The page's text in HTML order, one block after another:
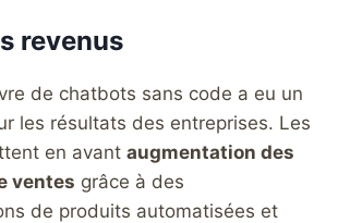
revenus
de chatbots sans code a eu un
les résultats des entreprises. Les
en avant augmentation des
ventes grâce à des
de produits automatisées et